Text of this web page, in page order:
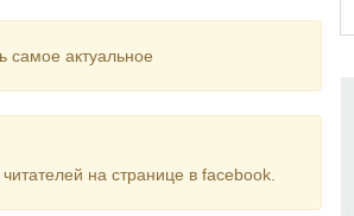
самое актуальное
на странице в facebook.